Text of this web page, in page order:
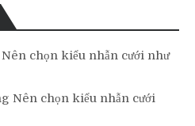
Nên chọn kiểu nhẫn cưới như
Nên chọn kiểu nhẫn cưới